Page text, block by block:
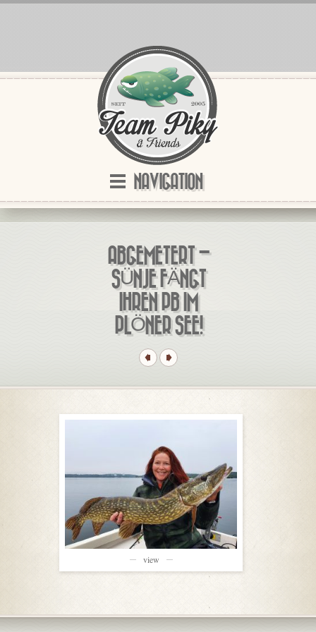
NAVIGATION
ABGEMETERT –
SÜNJE FÄNGT
IHREN PB IM
PLÖNER SEE!
view